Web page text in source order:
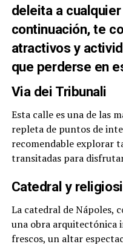
deleita a
continuación, te
atractivos y
que perderse en
Via dei Tribunali
Esta calle es una de las
repleta de puntos de
recomendable explorar
transitadas para
Catedral y
La catedral de Nápoles,
una obra arquitectónica
frescos, un altar